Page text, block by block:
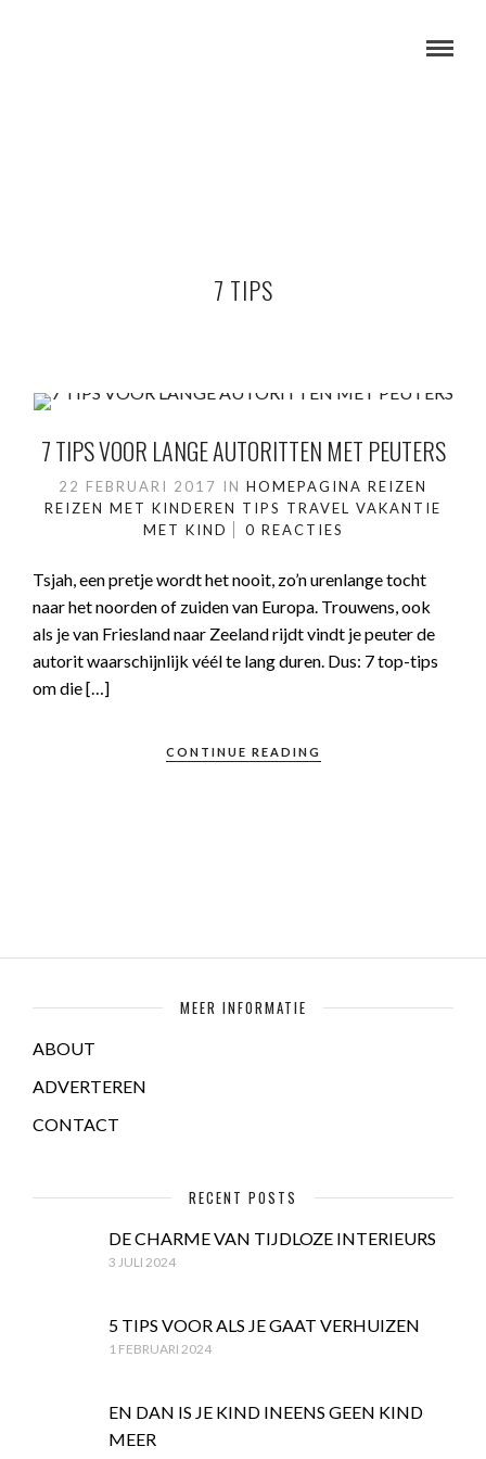
7 TIPS
7 TIPS VOOR LANGE AUTORITTEN MET PEUTERS
22 FEBRUARI 2017 IN HOMEPAGINA REIZEN
REIZEN MET KINDEREN TIPS TRAVEL VAKANTIE
MET KIND
0 REACTIES
Tsjah, een pretje wordt het nooit, zo’n urenlange tocht
naar het noorden of zuiden van Europa. Trouwens, ook
als je van Friesland naar Zeeland rijdt vindt je peuter de
autorit waarschijnlijk véél te lang duren. Dus: 7 top-tips
om die […]
CONTINUE READING
MEER INFORMATIE
ABOUT
ADVERTEREN
CONTACT
RECENT POSTS
DE CHARME VAN TIJDLOZE INTERIEURS
3 JULI 2024
5 TIPS VOOR ALS JE GAAT VERHUIZEN
1 FEBRUARI 2024
EN DAN IS JE KIND INEENS GEEN KIND
MEER